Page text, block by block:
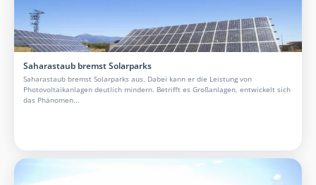
Saharastaub bremst Solarparks
Saharastaub bremst Solarparks aus. Dabei kann er die Leistung von
Photovoltaikanlagen deutlich mindern. Betrifft es Großanlagen, entwickelt sich
das Phänomen...